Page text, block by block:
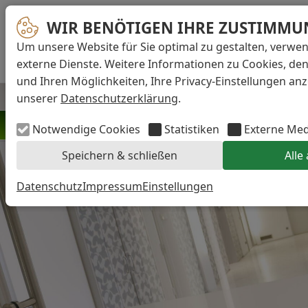
WIR BENÖTIGEN IHRE
Um unsere Website für Sie optimal zu gestalten,
externe Dienste. Weitere Informationen zu Cookies,
und Ihren Möglichkeiten, Ihre Privacy-Einstellungen
unserer Datenschutzerklärung.
Notwendige Cookies Statistiken
Externe
Speichern & schließen
Alle
DatenschutzImpressumEinstellungen
Waisenhausdamm 7
Sprechzeiten
0531 49695
»KLICK HIER «